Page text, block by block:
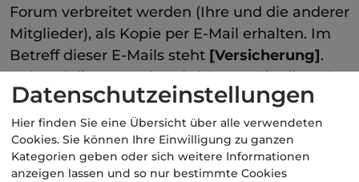
Forum verbreitet werden (Ihre und die anderer
Mitglieder), als Kopie per E-Mail erhalten. Im
Betreff dieser E-Mails steht [Versicherung].
Anhand dieses Merkmals können Sie diese E-
Mails in Ihrem E-Mail-Programm filtern und in
einem separaten Ordner automatisch ablegen
(eine weitere Hilfe dazu finden Sie in der Hilfe
Ihres E-Mail-Programms).
Datenschutzeinstellungen
Hier finden Sie eine Übersicht über alle verwendeten
Cookies. Sie können Ihre Einwilligung zu ganzen
Kategorien geben oder sich weitere Informationen
anzeigen lassen und so nur bestimmte Cookies